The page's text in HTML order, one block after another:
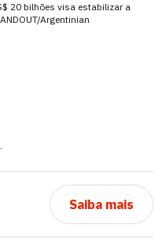
20 bilhões visa estabilizar a
Argentinian
.
Saiba mais